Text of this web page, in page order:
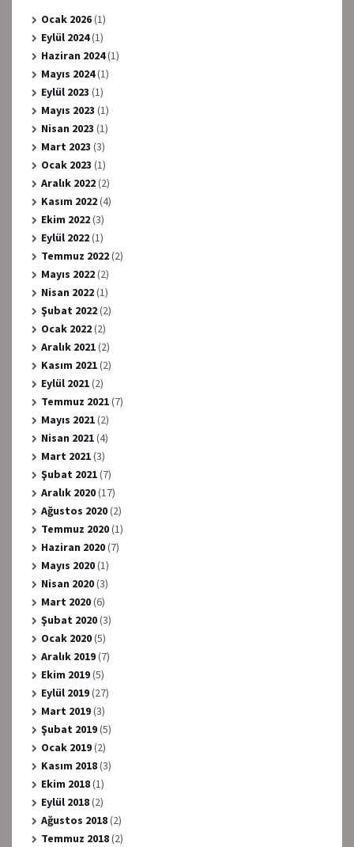
Ocak 2026(1)
Eylül 2024(1)
Haziran 2024(1)
Mayıs 2024(1)
Eylül 2023 (1)
Mayıs 2023 (1)
Nisan 2023 (1)
Mart 2023 (3)
Ocak 2023 (1)
Aralık 2022(2)
Kasım 2022(4)
Ekim 2022(3)
Eylül 2022(1)
Temmuz 2022(2)
Mayıs 2022(2)
Nisan 2022(1)
Şubat 2022(2)
Ocak 2022(2)
Aralık 2021(2)
Kasım 2021(2)
Eylül 2021(2)
Temmuz 2021(7)
Mayıs 2021(2)
Nisan 2021(4)
Mart 2021(3)
Şubat 2021(7)
Aralık 2020(17)
Ağustos 2020(2)
Temmuz 2020(1)
Haziran 2020(7)
Mayıs 2020(1)
Nisan 2020(3)
Mart 2020(6)
Şubat 2020(3)
Ocak 2020(5)
Aralık 2019(7)
Ekim 2019(5)
Eylül 2019(27)
Mart 2019(3)
Şubat 2019(5)
Ocak 2019(2)
Kasım 2018(3)
Ekim 2018(1)
Eylül 2018(2)
Ağustos 2018(2)
Temmuz 2018(2)